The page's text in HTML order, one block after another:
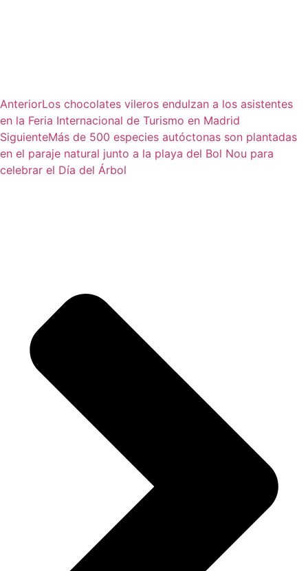
AnteriorLos chocolates vileros endulzan a los asistentes
en la Feria Internacional de Turismo en Madrid
SiguienteMás de 500 especies autóctonas son plantadas
en el paraje natural junto a la playa del Bol Nou para
celebrar el Día del Árbol